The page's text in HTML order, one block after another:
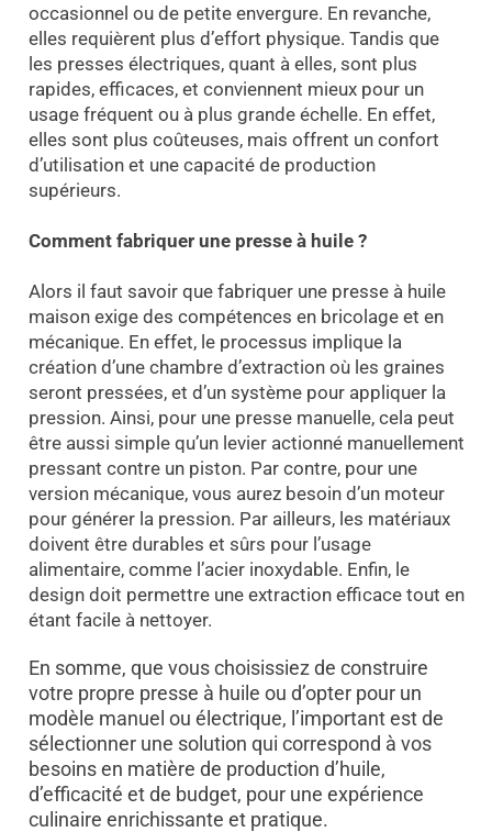
occasionnel ou de petite envergure. En revanche,
elles requièrent plus d’effort physique. Tandis que
les presses électriques, quant à elles, sont plus
rapides, efficaces, et conviennent mieux pour un
usage fréquent ou à plus grande échelle. En effet,
elles sont plus coûteuses, mais offrent un confort
d’utilisation et une capacité de production
supérieurs.
Comment fabriquer une presse à huile ?
Alors il faut savoir que fabriquer une presse à huile
maison exige des compétences en bricolage et en
mécanique. En effet, le processus implique la
création d’une chambre d’extraction où les graines
seront pressées, et d’un système pour appliquer la
pression. Ainsi, pour une presse manuelle, cela peut
être aussi simple qu’un levier actionné manuellement
pressant contre un piston. Par contre, pour une
version mécanique, vous aurez besoin d’un moteur
pour générer la pression. Par ailleurs, les matériaux
doivent être durables et sûrs pour l’usage
alimentaire, comme l’acier inoxydable. Enfin, le
design doit permettre une extraction efficace tout en
étant facile à nettoyer.
En somme, que vous choisissiez de construire
votre propre presse à huile ou d’opter pour un
modèle manuel ou électrique, l’important est de
sélectionner une solution qui correspond à vos
besoins en matière de production d’huile,
d’efficacité et de budget, pour une expérience
culinaire enrichissante et pratique.